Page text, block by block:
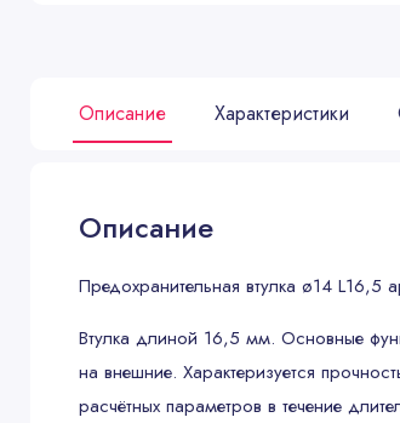
Описание Характеристики
Описание
Предохранительная втулка ø14
Втулка длиной 16,5 мм. Основные
на внешние. Характеризуется
расчётных параметров в течение